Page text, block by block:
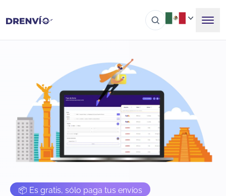
📦 Es gratis, sólo paga tus envíos